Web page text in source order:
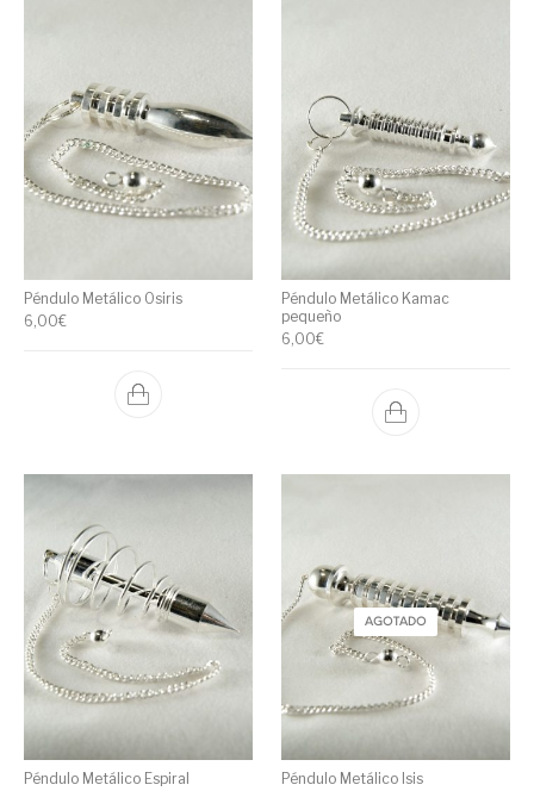
Péndulo Metálico Osiris
6,00€
Péndulo Metálico Kamac
pequeño
6,00€
Péndulo Metálico Espiral
AGOTADO
Péndulo Metálico Isis